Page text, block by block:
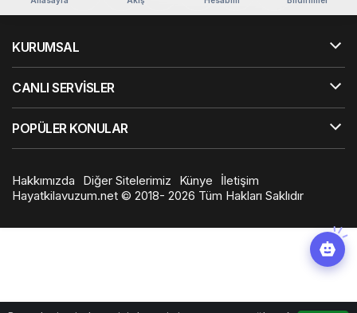
KURUMSAL
CANLI SERVİSLER
POPÜLER KONULAR
Hakkımızda Diğer Sitelerimiz Künye
İletişim
Hayatkilavuzum.net © 2018- 2026 Tüm Hakları Saklıdır